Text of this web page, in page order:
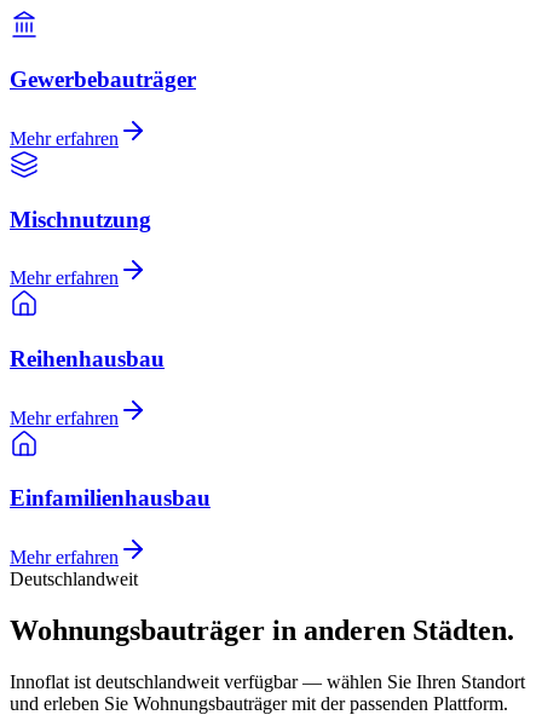
Gewerbebauträger
Mehr erfahren
Mischnutzung
Mehr erfahren
Reihenhausbau
Mehr erfahren
Einfamilienhausbau
Mehr erfahren
Deutschlandweit
Wohnungsbauträger in anderen Städten.
Innoflat ist deutschlandweit verfügbar — wählen Sie Ihren Standort
und erleben Sie Wohnungsbauträger mit der passenden Plattform.